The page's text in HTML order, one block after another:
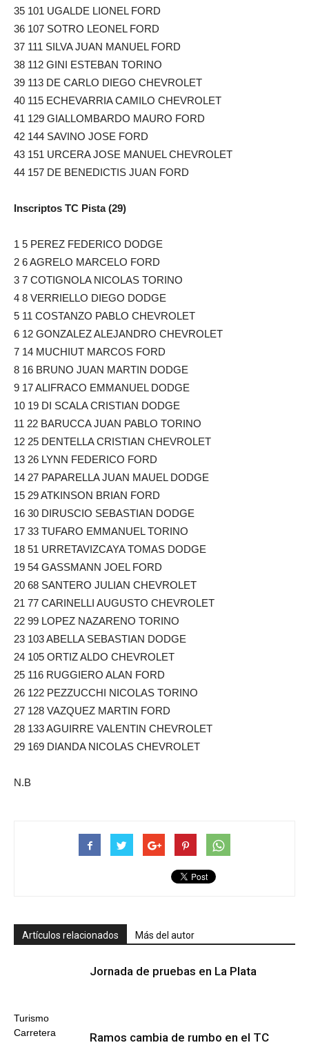
35 101 UGALDE LIONEL FORD
36 107 SOTRO LEONEL FORD
37 111 SILVA JUAN MANUEL FORD
38 112 GINI ESTEBAN TORINO
39 113 DE CARLO DIEGO CHEVROLET
40 115 ECHEVARRIA CAMILO CHEVROLET
41 129 GIALLOMBARDO MAURO FORD
42 144 SAVINO JOSE FORD
43 151 URCERA JOSE MANUEL CHEVROLET
44 157 DE BENEDICTIS JUAN FORD
Inscriptos TC Pista (29)
1 5 PEREZ FEDERICO DODGE
2 6 AGRELO MARCELO FORD
3 7 COTIGNOLA NICOLAS TORINO
4 8 VERRIELLO DIEGO DODGE
5 11 COSTANZO PABLO CHEVROLET
6 12 GONZALEZ ALEJANDRO CHEVROLET
7 14 MUCHIUT MARCOS FORD
8 16 BRUNO JUAN MARTIN DODGE
9 17 ALIFRACO EMMANUEL DODGE
10 19 DI SCALA CRISTIAN DODGE
11 22 BARUCCA JUAN PABLO TORINO
12 25 DENTELLA CRISTIAN CHEVROLET
13 26 LYNN FEDERICO FORD
14 27 PAPARELLA JUAN MAUEL DODGE
15 29 ATKINSON BRIAN FORD
16 30 DIRUSCIO SEBASTIAN DODGE
17 33 TUFARO EMMANUEL TORINO
18 51 URRETAVIZCAYA TOMAS DODGE
19 54 GASSMANN JOEL FORD
20 68 SANTERO JULIAN CHEVROLET
21 77 CARINELLI AUGUSTO CHEVROLET
22 99 LOPEZ NAZARENO TORINO
23 103 ABELLA SEBASTIAN DODGE
24 105 ORTIZ ALDO CHEVROLET
25 116 RUGGIERO ALAN FORD
26 122 PEZZUCCHI NICOLAS TORINO
27 128 VAZQUEZ MARTIN FORD
28 133 AGUIRRE VALENTIN CHEVROLET
29 169 DIANDA NICOLAS CHEVROLET
N.B
Artículos relacionados Más del autor
Turismo
Carretera
Jornada de pruebas en La Plata
Ramos cambia de rumbo en el TC